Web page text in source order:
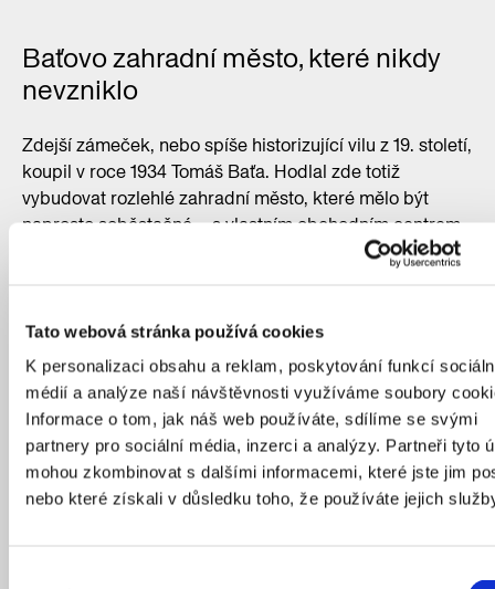
Tato webová stránka používá cookies
K personalizaci obsahu a reklam, poskytování funkcí
médií a analýze naší návštěvnosti využíváme soubory
Informace o tom, jak náš web používáte, sdílíme se svými
partnery pro sociální média, inzerci a analýzy. Partneři tyto
mohou zkombinovat s dalšími informacemi, které jste jim
nebo které získali v důsledku toho, že používáte jejich
Baťovo zahradní město, které nikdy
nevzniklo
Zdejší zámeček, nebo spíše historizující vilu z 19. století,
koupil v roce 1934 Tomáš Baťa. Hodlal zde totiž
vybudovat rozlehlé zahradní město, které mělo být
naprosto soběstačné – s vlastním obchodním centrem,
školou, spolkovým domem, kavárnou, lázněmi či
v zahradách bez vysokých plotů. Přestože Baťa nechal
vypracovat regulační plán i zastavovací projekt a podal
žádal o povolení parcelace podle vlastních propozic,
z projektu kvůli napjaté politické situaci předválečného
Československa nakonec sešlo a prostor byl využit jako
vojenské cvičiště.
Zajímavý osud má mimochodem i sousední Jahodnice,